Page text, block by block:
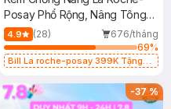
Posay Phổ Rộng, Nâng Tông
Kiềm Dầu 50ml
4.9 (28)
676/tháng
69%
Bill La roche-posay 399K Tặng
(SL có hạn)
-37%